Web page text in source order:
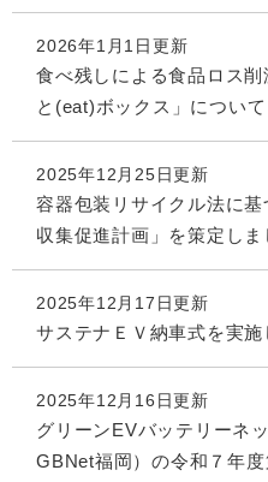
2026年1月1日更新
食べ残しによる食品ロス
と(eat)ボックス」について
2025年12月25日更新
容器包装リサイクル法に
収集促進計画」を策定しま
2025年12月17日更新
サステナＥＶ納車式を実施
2025年12月16日更新
グリーンEVバッテリーネ
GBNet福岡）の令和７年